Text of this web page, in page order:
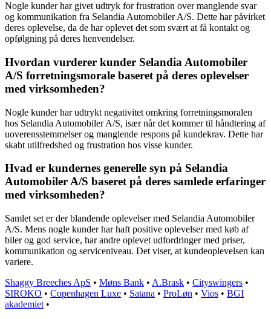
Nogle kunder har givet udtryk for frustration over manglende svar
og kommunikation fra Selandia Automobiler A/S. Dette har påvirket
deres oplevelse, da de har oplevet det som svært at få kontakt og
opfølgning på deres henvendelser.
Hvordan vurderer kunder Selandia Automobiler
A/S forretningsmorale baseret på deres oplevelser
med virksomheden?
Nogle kunder har udtrykt negativitet omkring forretningsmoralen
hos Selandia Automobiler A/S, især når det kommer til håndtering af
uoverensstemmelser og manglende respons på kundekrav. Dette har
skabt utilfredshed og frustration hos visse kunder.
Hvad er kundernes generelle syn på Selandia
Automobiler A/S baseret på deres samlede erfaringer
med virksomheden?
Samlet set er der blandende oplevelser med Selandia Automobiler
A/S. Mens nogle kunder har haft positive oplevelser med køb af
biler og god service, har andre oplevet udfordringer med priser,
kommunikation og serviceniveau. Det viser, at kundeoplevelsen kan
variere.
Shaggy Breeches ApS • Møns Bank • A.Brask • Cityswingers •
SIROKO • Copenhagen Luxe • Satana • ProLøn • Vios • BGI
akademiet •